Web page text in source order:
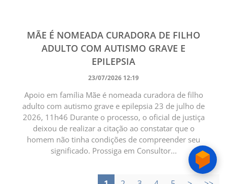
MÃE É NOMEADA CURADORA DE FILHO
ADULTO COM AUTISMO GRAVE E
EPILEPSIA
23/07/2026 12:19
Apoio em família Mãe é nomeada curadora de filho
adulto com autismo grave e epilepsia 23 de julho de
2026, 11h46 Durante o processo, o oficial de justiça
deixou de realizar a citação ao constatar que o
homem não tinha condições de compreender seu
significado. Prossiga em Consultor...